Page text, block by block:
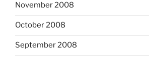
November 2008
October 2008
September 2008